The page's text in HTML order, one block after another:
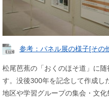
参考：パネル展の様子[その
松尾芭蕉の「おくのほそ道」に
す。没後300年を記念して作成し
地区や学習グループの集会・文